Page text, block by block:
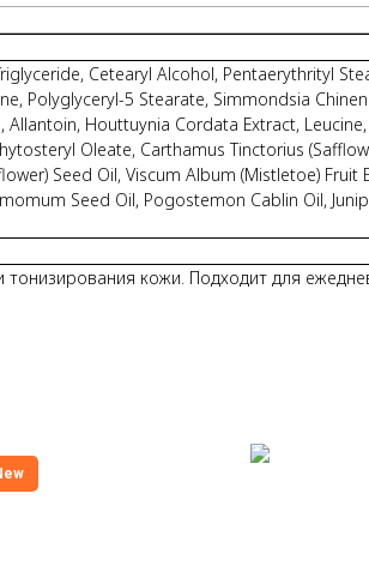
Cetearyl Alcohol, Pentaerythrityl
Polyglyceryl-5 Stearate, Simmondsia
Houttuynia Cordata Extract,
Oleate, Carthamus Tinctorius
Seed Oil, Viscum Album (Mistletoe)
Seed Oil, Pogostemon Cablin Oil,
кожи. Подходит для